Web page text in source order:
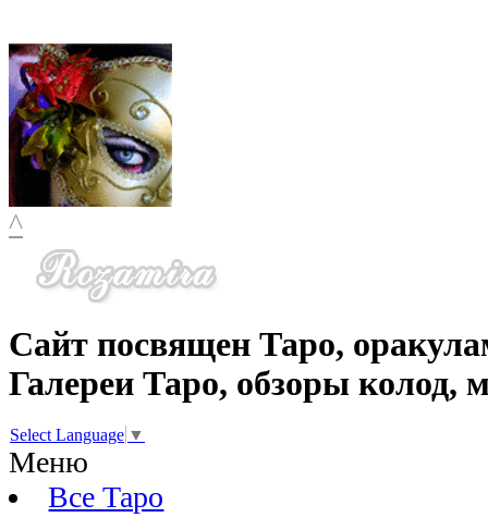
^
Сайт посвящен Таро,
Галереи Таро, обзоры колод,
Select Language ▼
Меню
Все Таро